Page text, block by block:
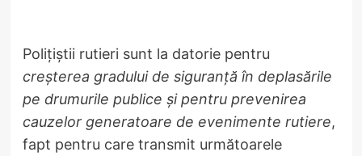
Polițiștii rutieri sunt la datorie pentru
creșterea gradului de siguranță în deplasările
pe drumurile publice și pentru prevenirea
cauzelor generatoare de evenimente rutiere,
fapt pentru care transmit următoarele